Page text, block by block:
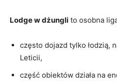
Lodge w dżungli to osobna
często dojazd tylko łodzią,
Leticii,
część obiektów działa na